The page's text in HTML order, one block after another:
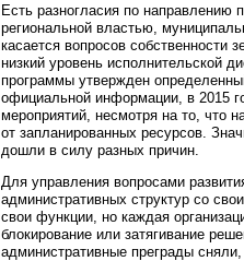
Есть разногласия по
региональной властью,
касается вопросов собственности
низкий уровень исполнительской
программы утвержден
официальной информации, в 2015
мероприятий, несмотря на то, что
от запланированных ресурсов.
дошли в силу разных причин.
Для управления вопросами
административных структур со
свои функции, но каждая
блокирование или затягивание
административные преграды